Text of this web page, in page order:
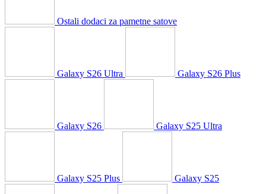
Ostali dodaci za pametne satove
Galaxy S26 Ultra Galaxy S26 Plus
Galaxy S26 Galaxy S25 Ultra
Galaxy S25 Plus Galaxy S25